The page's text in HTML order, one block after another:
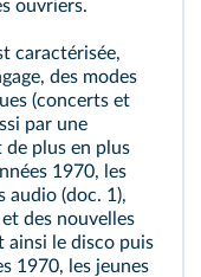
ouvriers.
caractérisée,
des modes
(concerts et
par une
plus en plus
1970, les
audio (doc. 1),
des nouvelles
ainsi le disco puis
1970, les jeunes